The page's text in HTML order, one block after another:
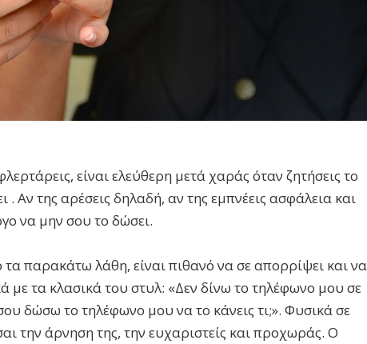
είναι ελεύθερη μετά χαράς όταν ζητήσεις το
Αν της αρέσεις δηλαδή, αν της εμπνέεις ασφάλεια και
να μην σου το δώσει.
παρακάτω λάθη, είναι πιθανό να σε απορρίψει και να
με τα κλασικά του στυλ: «Δεν δίνω το τηλέφωνο μου σε
δώσω το τηλέφωνο μου να το κάνεις τι;». Φυσικά σε
την άρνηση της, την ευχαριστείς και προχωράς. Ο